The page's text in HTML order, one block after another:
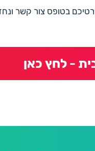
- לחץ כאן